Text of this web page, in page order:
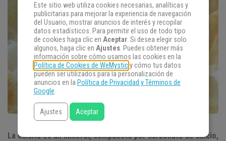
La calcita es un mineral, compuesto por carbonato de calcio,
Este sitio web utiliza cookies necesarias, analíticas y
publicitarias para mejorar la experiencia de navegación
del Usuario, mostrar anuncios de interés y recopilar
datos estadísticos. Para permitir el uso de todo tipo
de cookies haga clic en Aceptar. Si desea elegir solo
algunos, haga clic en Ajustes. Puedes obtener más
información sobre cómo usamos las cookies en la
Política de Cookies de WeMysticy cómo tus datos
pueden ser utilizados para la personalización de
anuncios en la Política de Privacidad y Términos de
Google.
Ajustes Aceptar